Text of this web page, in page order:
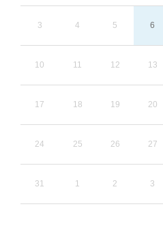
3 4 5 6
10 11 12 13
17 18 19 20
24 25 26 27
31 1 2 3